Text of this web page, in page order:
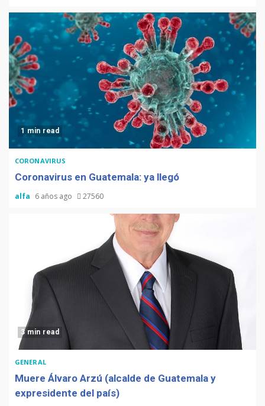
1 min read
CORONAVIRUS
Coronavirus en Guatemala: ya llegó
alfa 6 años ago 27560
3 min read
GENERAL
Muere Álvaro Arzú (alcalde de Guatemala y
expresidente del país)